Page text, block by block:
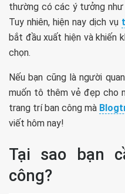
thường có các ý tưởng như
Tuy nhiên, hiện nay dịch vụ
bắt đầu xuất hiện và khiến
chọn.
Nếu bạn cũng là người
muốn tô thêm vẻ đẹp cho
trang trí ban công mà
viết hôm nay!
Tại sao bạn
công?